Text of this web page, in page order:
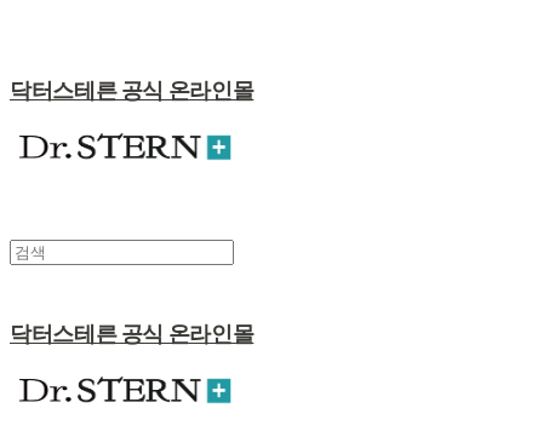
닥터스테른 공식 온라인몰
닥터스테른 공식 온라인몰